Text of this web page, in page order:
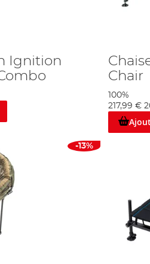
à acheter pour tous les styles et les
quand il faut bondir vitement
Ignition
Chair
100%
217,99 €
-13%